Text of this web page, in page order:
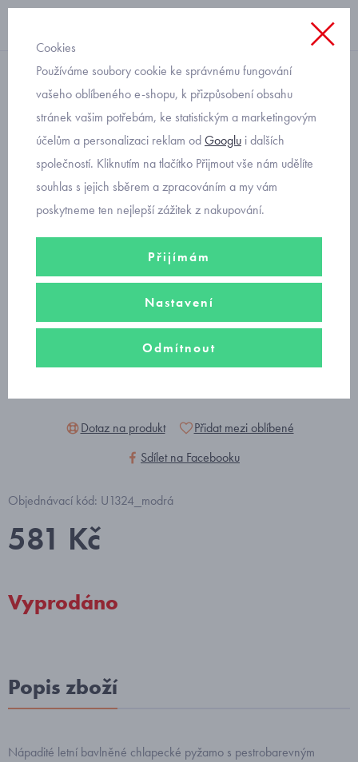
letní pyžamo
chlapecké pyžamo s kraťasy
Cornette route 66 790/103
Dotaz na produkt
Přidat mezi oblíbené
Sdílet na Facebooku
Objednávací kód: U1324_modrá
581 Kč
Vyprodáno
Popis zboží
Nápadité letní bavlněné chlapecké pyžamo s pestrobarevným
Cookies
Používáme soubory cookie ke správnému fungování
vašeho oblíbeného e-shopu, k přizpůsobení obsahu
stránek vašim potřebám, ke statistickým a marketingovým
účelům a personalizaci reklam odGooglu i dalších
společností. Kliknutím na tlačítko Přijmout vše nám udělíte
souhlas s jejich sběrem a zpracováním a my vám
poskytneme ten nejlepší zážitek z nakupování.
Přijímám
Nastavení
Odmítnout